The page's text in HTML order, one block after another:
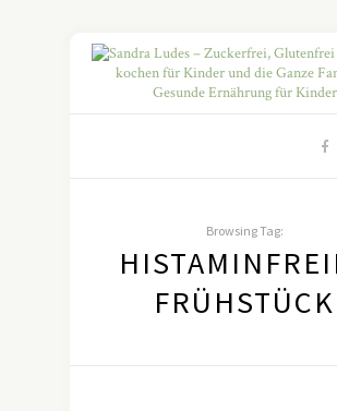
Browsing Tag:
FRÜHSTÜCK